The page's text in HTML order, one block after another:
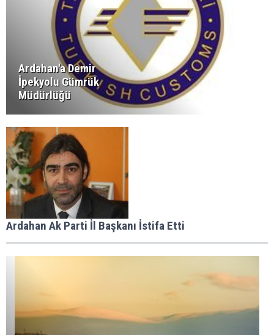
Ardahan'a Demir
İpekyolu Gümrük
Müdürlüğü
Ardahan Ak Parti İl Başkanı İstifa Etti